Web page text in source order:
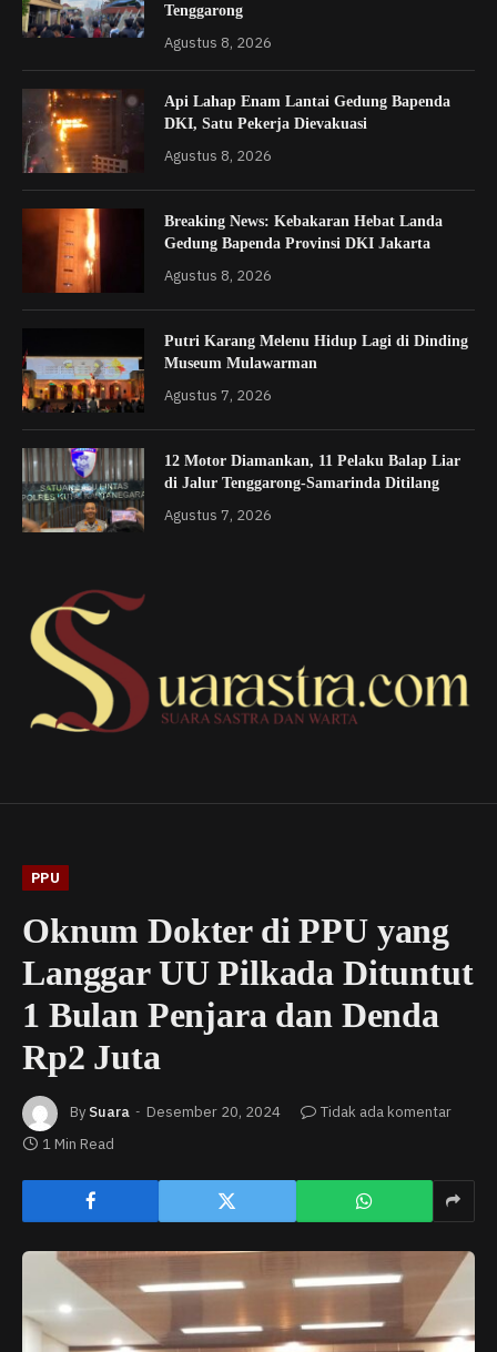
Tenggarong
Agustus 8, 2026
Api Lahap Enam Lantai Gedung Bapenda
DKI, Satu Pekerja Dievakuasi
Agustus 8, 2026
Breaking News: Kebakaran Hebat Landa
Gedung Bapenda Provinsi DKI Jakarta
Agustus 8, 2026
Putri Karang Melenu Hidup Lagi di Dinding
Museum Mulawarman
Agustus 7, 2026
12 Motor Diamankan, 11 Pelaku Balap Liar
di Jalur Tenggarong-Samarinda Ditilang
Agustus 7, 2026
PPU
Oknum Dokter di PPU yang
Langgar UU Pilkada Dituntut
1 Bulan Penjara dan Denda
Rp2 Juta
By Suara Desember 20, 2024
Tidak ada komentar
1 Min Read